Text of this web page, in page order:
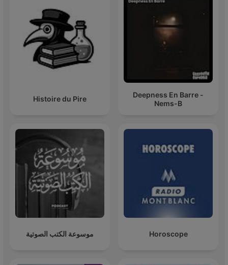
Histoire du Pire
Deepness En Barre -
Nems-B
موسوعة الكتب الصوتية Horoscope